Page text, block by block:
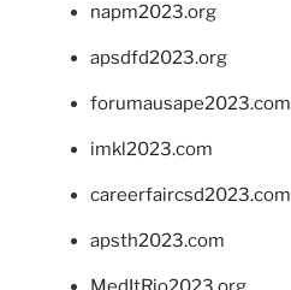
napm2023.org
apsdfd2023.org
forumausape2023.com
imkl2023.com
careerfaircsd2023.com
apsth2023.com